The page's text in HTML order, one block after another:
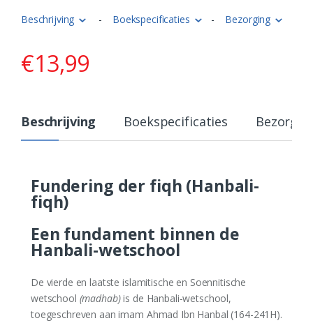
Beschrijving - Boekspecificaties - Bezorging
€13,99
Beschrijving Boekspecificaties
Fundering der fiqh (Hanbali-
fiqh)
Een fundament binnen de
Hanbali-wetschool
De vierde en laatste islamitische en Soennitische
wetschool (madhab)is de Hanbali-wetschool,
toegeschreven aan imam Ahmad Ibn Hanbal (164-241H).